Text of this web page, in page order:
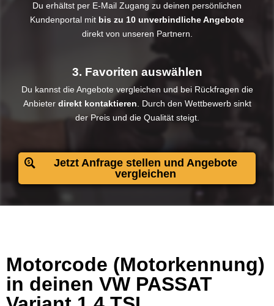
Du erhältst per E-Mail Zugang zu deinen persönlichen
Kundenportal mit bis zu 10 unverbindliche Angebote
direkt von unseren Partnern.
3. Favoriten auswählen
Du kannst die Angebote vergleichen und bei Rückfragen die
Anbieter direkt kontaktieren. Durch den Wettbewerb sinkt
der Preis und die Qualität steigt.​
Jetzt Anfrage stellen und Angebote
vergleichen
Motorcode (Motorkennung)
in deinen VW PASSAT